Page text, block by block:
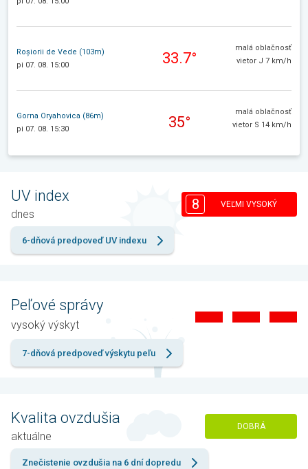
Roșiorii de Vede (103m)
pi 07. 08. 15:00
33.7°
malá oblačnosť
vietor J 7 km/h
Gorna Oryahovica (86m)
pi 07. 08. 15:30
35°
malá oblačnosť
vietor S 14 km/h
UV index
dnes
8 VEĽMI VYSOKÝ
6-dňová predpoveď UV indexu
Peľové správy
vysoký výskyt
7-dňová predpoveď výskytu peľu
Kvalita ovzdušia
aktuálne
DOBRÁ
Znečistenie ovzdušia na 6 dní dopredu